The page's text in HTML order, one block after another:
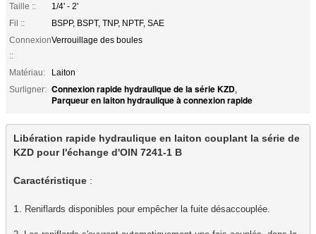
Taille ::
1/4' - 2'
Fil ::
BSPP, BSPT, TNP, NPTF, SAE
Connexion
::
Verrouillage des boules
Matériau:
Laiton
Surligner: Connexion rapide hydraulique de la série KZD,
Parqueur en laiton hydraulique à connexion rapide
Libération rapide hydraulique en laiton couplant la série de
KZD pour l'échange d'OIN 7241-1 B
Caractéristique :
1. Reniflards disponibles pour empêcher la fuite désaccouplée.